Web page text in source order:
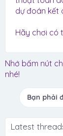
dự đoán kết
Hãy chơi có
Nhớ bấm nút
nhé!
Bạn phải
Latest